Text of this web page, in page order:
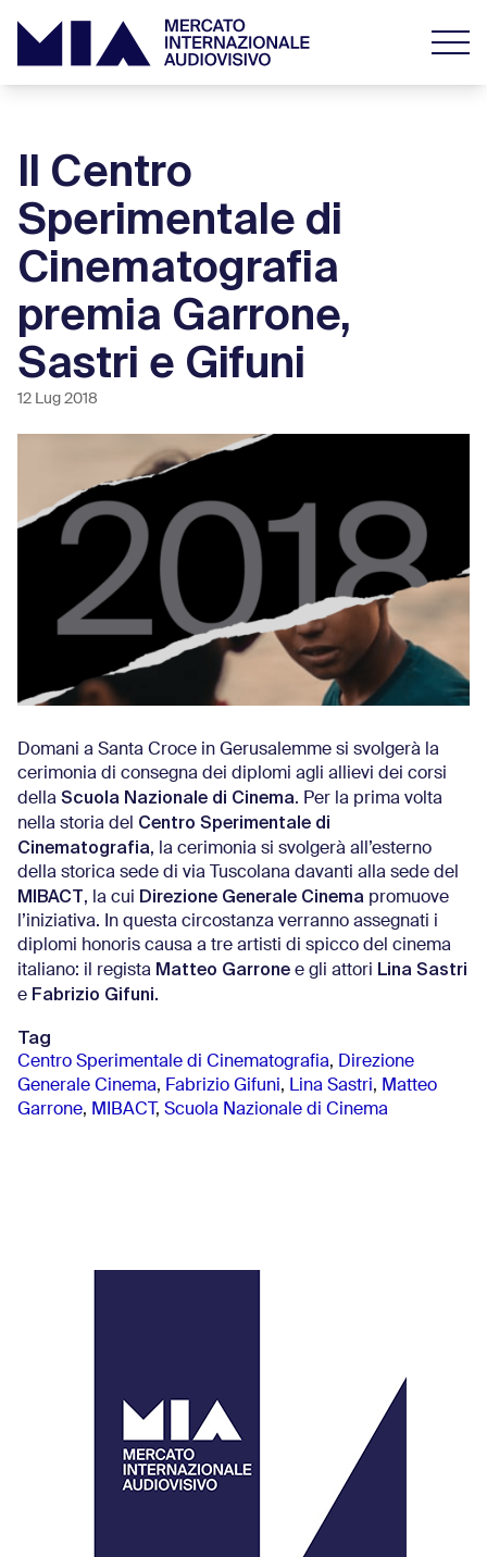
Il Centro
Sperimentale di
Cinematografia
premia Garrone,
Sastri e Gifuni
12 Lug 2018
Domani a Santa Croce in Gerusalemme si svolgerà la
cerimonia di consegna dei diplomi agli allievi dei corsi
della Scuola Nazionale di Cinema. Per la prima volta
nella storia del Centro Sperimentale di
Cinematografia, la cerimonia si svolgerà all’esterno
della storica sede di via Tuscolana davanti alla sede del
MIBACT, la cui Direzione Generale Cinema promuove
l’iniziativa. In questa circostanza verranno assegnati i
diplomi honoris causa a tre artisti di spicco del cinema
italiano: il regista Matteo Garrone e gli attori Lina Sastri
e Fabrizio Gifuni.
Tag
Centro Sperimentale di Cinematografia, Direzione
Generale Cinema, Fabrizio Gifuni, Lina Sastri, Matteo
Garrone, MIBACT , Scuola Nazionale di Cinema